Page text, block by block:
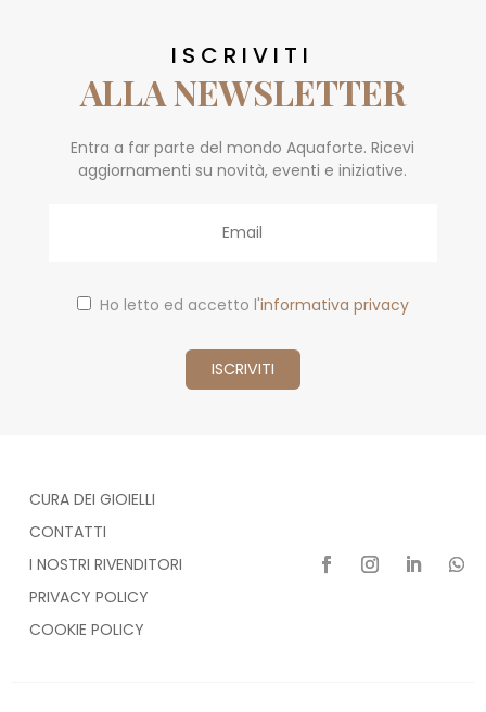
ISCRIVITI
ALLA NEWSLETTER
Entra a far parte del mondo Aquaforte. Ricevi
aggiornamenti su novità, eventi e iniziative.
Ho letto ed accetto l'informativa privacy
CURA DEI GIOIELLI
CONTATTI
I NOSTRI RIVENDITORI
PRIVACY POLICY
COOKIE POLICY